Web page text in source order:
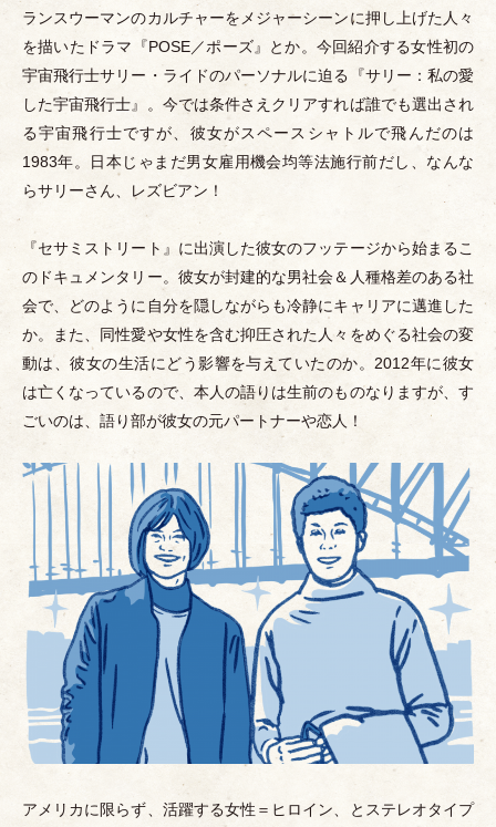
ランスウーマンのカルチャーをメジャーシーンに押し上げた人々
を描いたドラマ『POSE／ポーズ』とか。今回紹介する女性初の
宇宙飛行士サリー ・ ライドのパーソナルに迫る『サリー：私の愛
した宇宙飛行士』。今では条件さえクリアすれば誰でも選出され
る宇宙飛行士ですが、彼女がスペースシャトルで飛んだのは
1983年。日本じゃまだ男女雇用機会均等法施行前だし、なんな
らサリーさん、レズビアン！
『セサミストリート』に出演した彼女のフッテージから始まるこ
のドキュメンタリー。彼女が封建的な男社会＆人種格差のある社
会で、どのように自分を隠しながらも冷静にキャリアに邁進した
か。また、同性愛や女性を含む抑圧された人々をめぐる社会の変
動は、彼女の生活にどう影響を与えていたのか。2012年に彼女
は亡くなっているので、本人の語りは生前のものなりますが、す
ごいのは、語り部が彼女の元パートナーや恋人！
アメリカに限らず、活躍する女性＝ヒロイン、とステレオタイプ